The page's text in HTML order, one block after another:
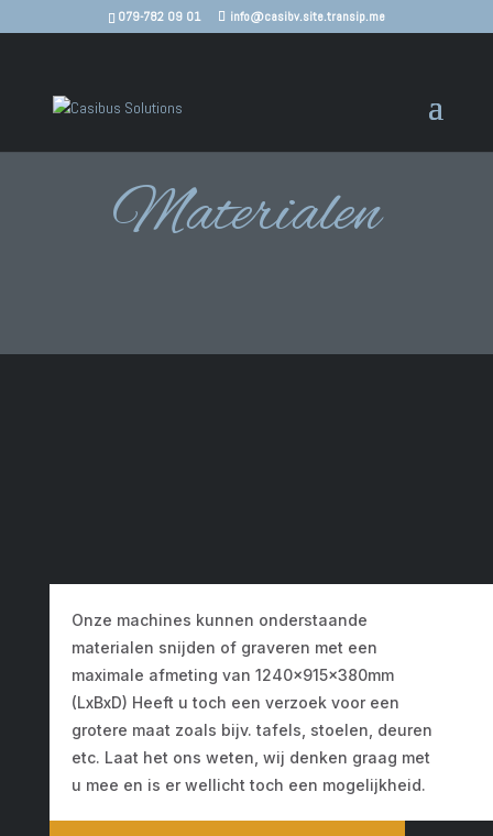
079-782 09 01 info@casibv.site.transip.me
Materialen
Onze machines kunnen onderstaande
materialen snijden of graveren met een
maximale afmeting van 1240x915x380mm
(LxBxD) Heeft u toch een verzoek voor een
grotere maat zoals bijv. tafels, stoelen, deuren
etc. Laat het ons weten, wij denken graag met
u mee en is er wellicht toch een mogelijkheid.